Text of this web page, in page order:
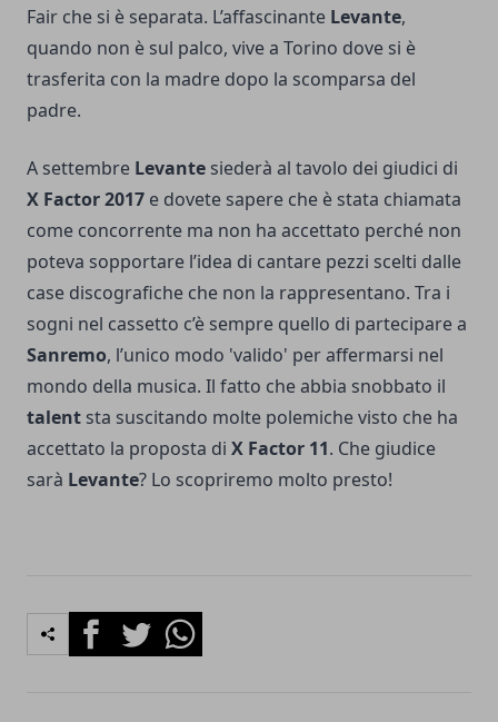
Fair che si è separata. L’affascinante Levante,
quando non è sul palco, vive a Torino dove si è
trasferita con la madre dopo la scomparsa del
padre.
A settembre Levante siederà al tavolo dei giudici di
X Factor 2017 e dovete sapere che è stata chiamata
come concorrente ma non ha accettato perché non
poteva sopportare l’idea di cantare pezzi scelti dalle
case discografiche che non la rappresentano. Tra i
sogni nel cassetto c’è sempre quello di partecipare a
Sanremo, l’unico modo 'valido' per affermarsi nel
mondo della musica. Il fatto che abbia snobbato il
talent sta suscitando molte polemiche visto che ha
accettato la proposta di X Factor 11. Che giudice
sarà Levante? Lo scopriremo molto presto!
FacebookTwitterWhatsapp